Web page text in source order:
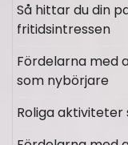
Så hittar du din
fritidsintressen
Fördelarna med
som nybörjare
Roliga